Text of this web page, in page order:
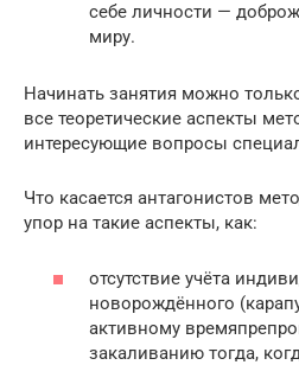
себе личности —
миру.
Начинать занятия можно
все теоретические аспекты
интересующие вопросы
Что касается антагонистов
упор на такие аспекты, как:
отсутствие учёта
новорождённого
активному
закаливанию тогда,